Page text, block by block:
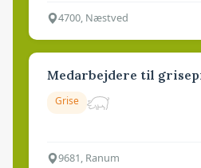
4700, Næstved
Medarbejdere til
Grise
9681, Ranum